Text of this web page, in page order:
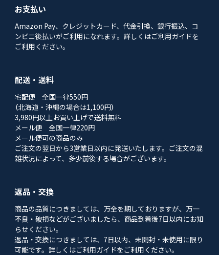
お支払い
Amazon Pay、クレジットカード、代金引換、銀行振込、コ
ンビニ後払いがご利用になれます。詳しくはご利用ガイドを
ご利用ください。
配送・送料
宅配便 全国一律550円
（北海道・沖縄の場合は1,100円）
3,980円以上お買い上げで送料無料
メール便 全国一律220円
メール便可の商品のみ
ご注文の翌日から3営業日以内に発送いたします。ご注文の混
雑状況によって、多少前後する場合がございます。
返品・交換
商品の品質につきましては、万全を期しておりますが、万一
不良・破損などがございましたら、商品到着後7日以内にお知
らせください。
返品・交換につきましては、7日以内、未開封・未使用に限り
可能です。詳しくはご利用ガイドをご利用ください。